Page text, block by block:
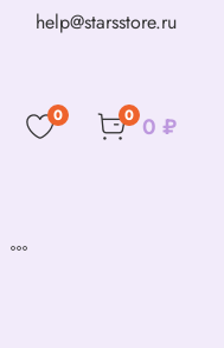
help@starsstore.ru
0 0 0 ₽